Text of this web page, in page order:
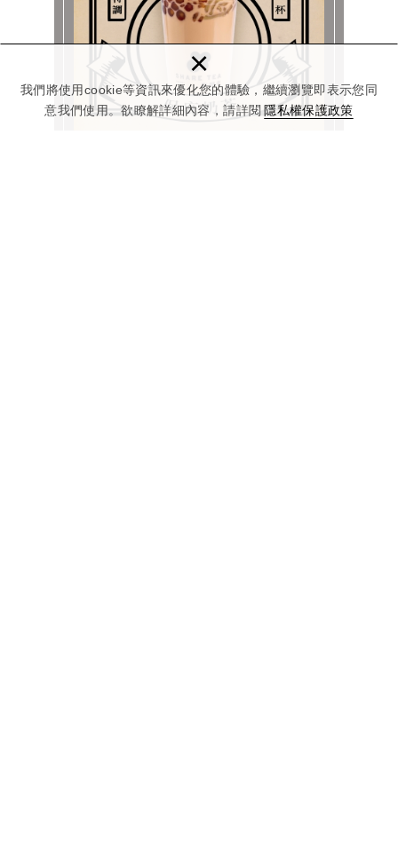
我們將使用cookie等資訊來優化您的體驗，繼續瀏覽即表示您同
意我們使用。欲瞭解詳細內容，請詳閱 隱私權保護政策
×